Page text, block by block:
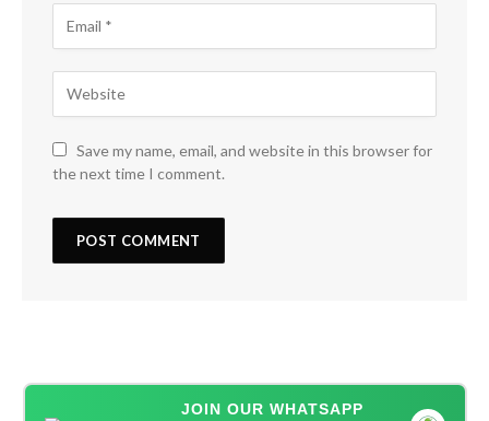
Save my name, email, and website in this browser for
the next time I comment.
JOIN OUR WHATSAPP